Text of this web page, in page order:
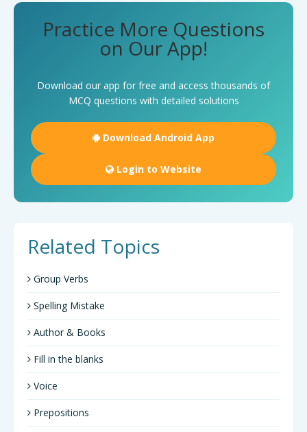
Practice More Questions
on Our App!
Download our app for free and access thousands of
MCQ questions with detailed solutions
Download Android App
Login to Website
Related Topics
Group Verbs
Spelling Mistake
Author & Books
Fill in the blanks
Voice
Prepositions